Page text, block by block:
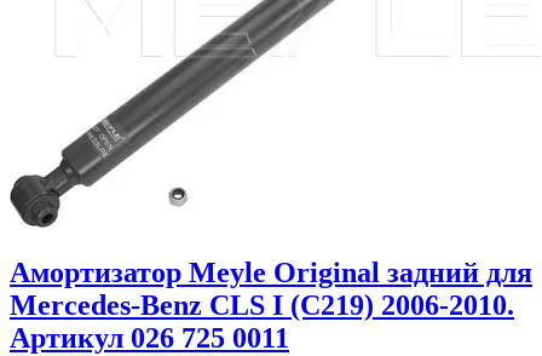
Амортизатор Meyle Original задний для
Mercedes-Benz CLS I (C219) 2006-2010.
Артикул 026 725 0011